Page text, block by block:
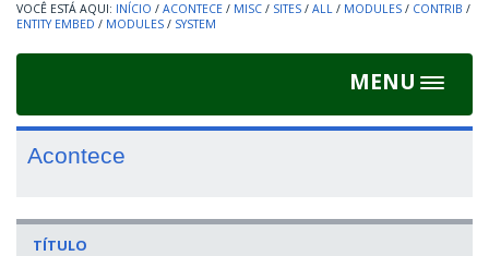
INÍCIO / ACONTECE / MISC / SITES / ALL / MODULES / CONTRIB /
ENTITY EMBED / MODULES / SYSTEM
MENU
Toggle
Acontece
TÍTULO